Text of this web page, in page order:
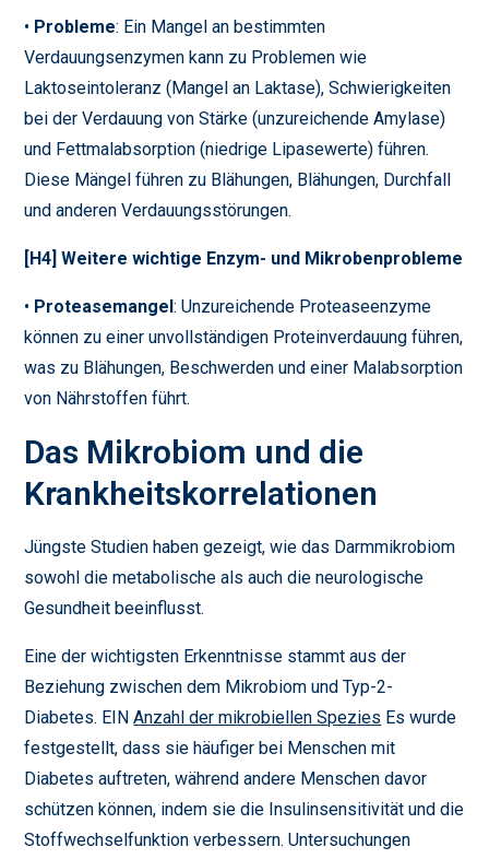
• Probleme: Ein Mangel an bestimmten
Verdauungsenzymen kann zu Problemen wie
Laktoseintoleranz (Mangel an Laktase), Schwierigkeiten
bei der Verdauung von Stärke (unzureichende Amylase)
und Fettmalabsorption (niedrige Lipasewerte) führen.
Diese Mängel führen zu Blähungen, Blähungen, Durchfall
und anderen Verdauungsstörungen.
[H4] Weitere wichtige Enzym- und Mikrobenprobleme
• Proteasemangel: Unzureichende Proteaseenzyme
können zu einer unvollständigen Proteinverdauung führen,
was zu Blähungen, Beschwerden und einer Malabsorption
von Nährstoffen führt.
Das Mikrobiom und die
Krankheitskorrelationen
Jüngste Studien haben gezeigt, wie das Darmmikrobiom
sowohl die metabolische als auch die neurologische
Gesundheit beeinflusst.
Eine der wichtigsten Erkenntnisse stammt aus der
Beziehung zwischen dem Mikrobiom und Typ-2-
Diabetes. EINAnzahl der mikrobiellen Spezies Es wurde
festgestellt, dass sie häufiger bei Menschen mit
Diabetes auftreten, während andere Menschen davor
schützen können, indem sie die Insulinsensitivität und die
Stoffwechselfunktion verbessern. Untersuchungen